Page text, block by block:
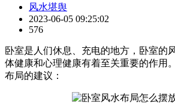
风水堪舆
2023-06-05 09:25:02
576
卧室是人们休息、充电的地方，卧室的
体健康和心理健康有着至关重要的作用
布局的建议：